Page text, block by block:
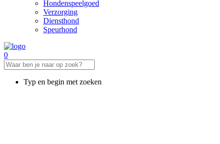
Hondenspeelgoed
Verzorging
Diensthond
Speurhond
0
Typ en begin met zoeken